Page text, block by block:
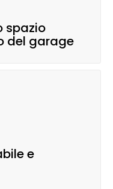
spazio
del garage
e